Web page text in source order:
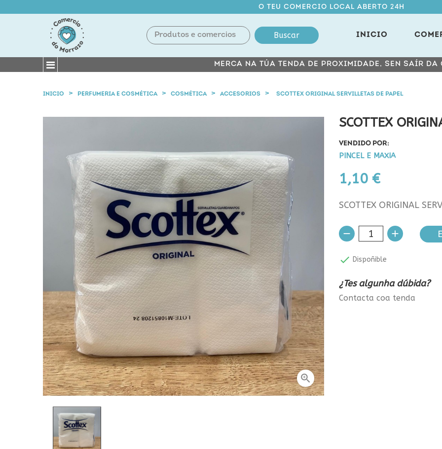
O TEU COMERCIO LOCAL ABERTO 24H
Buscar INICIO
MERCA NA TÚA TENDA DE PROXIMIDADE, SEN SAÍR DA
INICIO PERFUMERIA E COSMÉTICA COSMÉTICA ACCESORIOS SCOTTEX ORIGINAL SERVILLETAS DE PAPEL

SCOTTEX
VENDIDO POR:
PINCEL E MAXIA
1,10 €
SCOTTEX ORIGINAL
 Dispoñible
¿Tes algunha dúbida?
Contacta coa tenda